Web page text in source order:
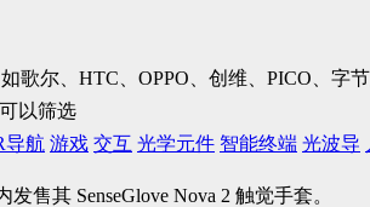
如歌尔、HTC、OPPO、创维、PICO、
以筛选
导航 游戏 交互 光学元件 智能终端 光波导
售其 SenseGlove Nova 2 触觉手套。